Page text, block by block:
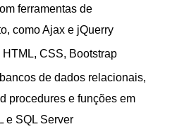
ferramentas de
como Ajax e jQuerry
CSS, Bootstrap
de dados relacionais,
procedures e funções em
e SQL Server